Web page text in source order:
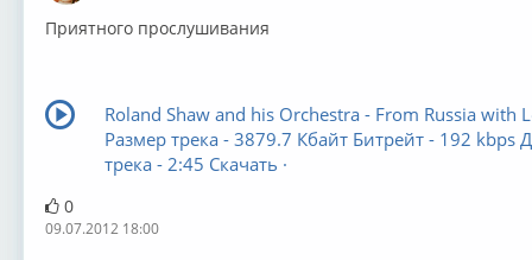
Приятного прослушивания
Roland Shaw and his Orchestra - From Russia with
Размер трека - 3879.7 Кбайт Битрейт - 192 kbps
трека - 2:45 Скачать ·
0
09.07.2012 18:00